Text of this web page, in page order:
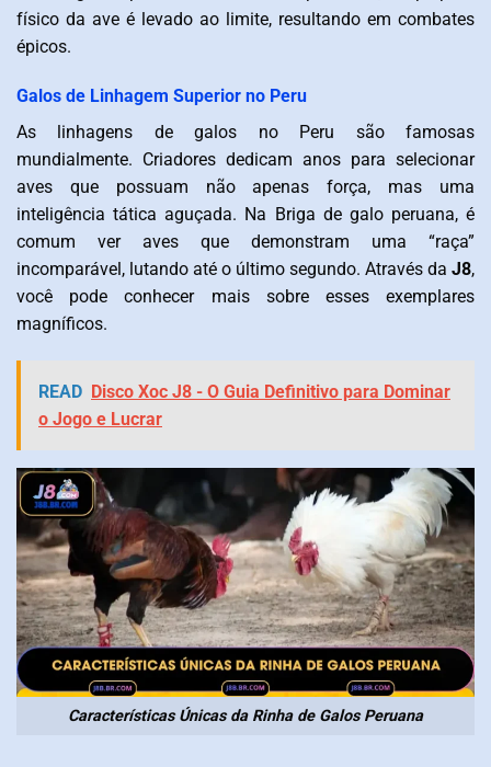
físico da ave é levado ao limite, resultando em combates
épicos.
Galos de Linhagem Superior no Peru
As linhagens de galos no Peru são famosas
mundialmente. Criadores dedicam anos para selecionar
aves que possuam não apenas força, mas uma
inteligência tática aguçada. Na Briga de galo peruana, é
comum ver aves que demonstram uma “raça”
incomparável, lutando até o último segundo. Através da J8,
você pode conhecer mais sobre esses exemplares
magníficos.
READ Disco Xoc J8 - O Guia Definitivo para Dominar
o Jogo e Lucrar
Características Únicas da Rinha de Galos Peruana